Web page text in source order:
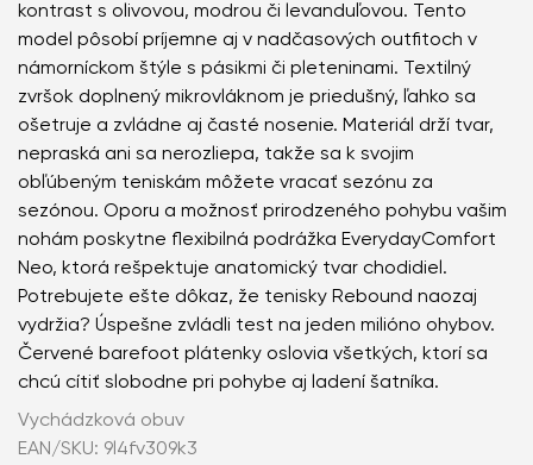
kontrast s olivovou, modrou či levanduľovou. Tento
model pôsobí príjemne aj v nadčasových outfitoch v
námorníckom štýle s pásikmi či pleteninami. Textilný
zvršok doplnený mikrovláknom je priedušný, ľahko sa
ošetruje a zvládne aj časté nosenie. Materiál drží tvar,
nepraská ani sa nerozliepa, takže sa k svojim
obľúbeným teniskám môžete vracať sezónu za
sezónou. Oporu a možnosť prirodzeného pohybu vašim
nohám poskytne flexibilná podrážka EverydayComfort
Neo, ktorá rešpektuje anatomický tvar chodidiel.
Potrebujete ešte dôkaz, že tenisky Rebound naozaj
vydržia? Úspešne zvládli test na jeden milióno ohybov.
Červené barefoot plátenky oslovia všetkých, ktorí sa
chcú cítiť slobodne pri pohybe aj ladení šatníka.
Vychádzková obuv
EAN/SKU: 9l4fv309k3